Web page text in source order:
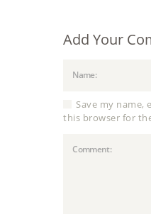
Add Your
Save my name,
this browser for